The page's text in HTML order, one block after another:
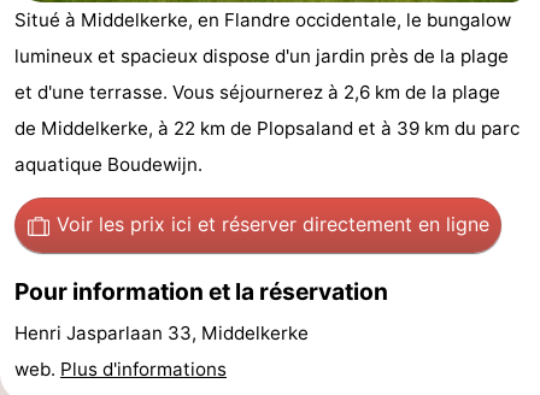
Westende
d'hôtes
Chaumières
-
Nieuwpoort
Oostduinkerke
aan
-
Westende
Hôtels
minutes
Plages
Situé à Middelkerke, en Flandre occidentale, le bungalow
lumineux et spacieux dispose d'un jardin près de la plage
et d'une terrasse. Vous séjournerez à 2,6 km de la plage
de Middelkerke, à 22 km de Plopsaland et à 39 km du parc
aquatique Boudewijn.
Voir les prix ici et réserver directement en ligne
Pour information et la réservation
Henri Jasparlaan 33, Middelkerke
web. Plus d'informations